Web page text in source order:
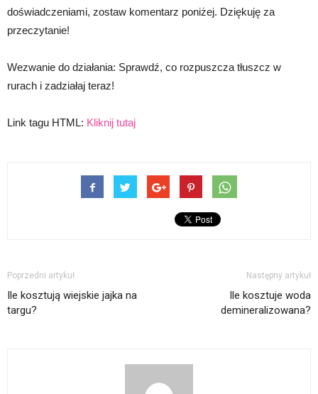
doświadczeniami, zostaw komentarz poniżej. Dziękuję za
przeczytanie!
Wezwanie do działania: Sprawdź, co rozpuszcza tłuszcz w
rurach i zadziałaj teraz!
Link tagu HTML: Kliknij tutaj
Poprzedni artykuł
Ile kosztują wiejskie jajka na
targu?
Następny artykuł
Ile kosztuje woda
demineralizowana?